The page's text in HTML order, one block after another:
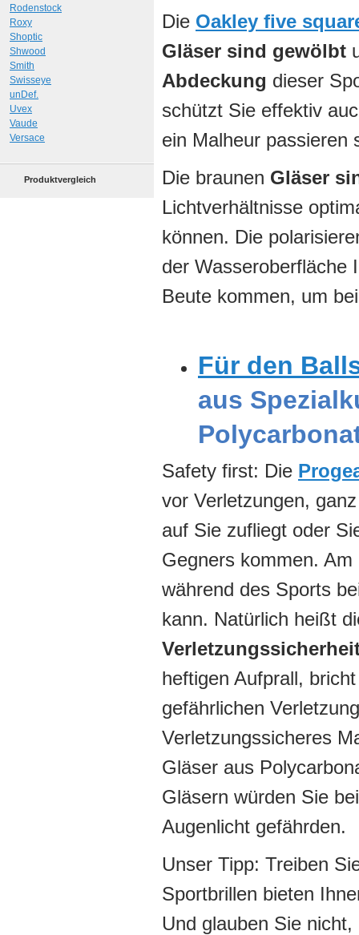
Die Oakley five
Gläser sind gewölbt
Abdeckung dieser
schützt Sie effektiv
ein Malheur passieren
Die braunen Gläser
Lichtverhältnisse
können. Die
der Wasseroberfläche
Beute kommen, um
Für den
aus
Safety first: Die
vor Verletzungen,
auf Sie zufliegt oder
Gegners kommen.
während des Sports
kann. Natürlich heißt
heftigen Aufprall,
gefährlichen
Verletzungssicheres
Gläser aus
Gläsern würden Sie
Augenlicht gefährden.
Unser Tipp: Treiben
Sportbrillen bieten
Und glauben Sie
Rodenstock
Roxy
Shoptic
Shwood
Smith
Swisseye
unDef.
Uvex
Vaude
Versace
Produktvergleich